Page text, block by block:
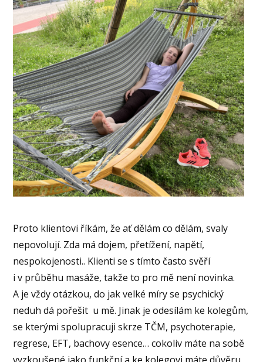
Proto klientovi říkám, že ať dělám co dělám, svaly
nepovolují. Zda má dojem, přetížení, napětí,
nespokojenosti.. Klienti se s tímto často svěří
i v průběhu masáže, takže to pro mě není novinka.
A je vždy otázkou, do jak velké míry se psychický
neduh dá pořešit u mě. Jinak je odesílám ke kolegům,
se kterými spolupracuji skrze TČM, psychoterapie,
regrese, EFT, bachovy esence… cokoliv máte na sobě